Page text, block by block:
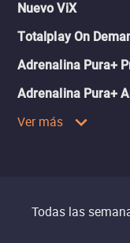
Nuevo ViX
Totalplay On
Adrenalina Pura+
Adrenalina Pura+
Ver más
Todas las